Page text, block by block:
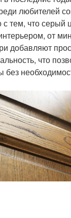
любителей
тем, что серый
от
добавляют
что
без